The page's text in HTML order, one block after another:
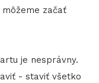
začať
je nesprávny.
- staviť všetko